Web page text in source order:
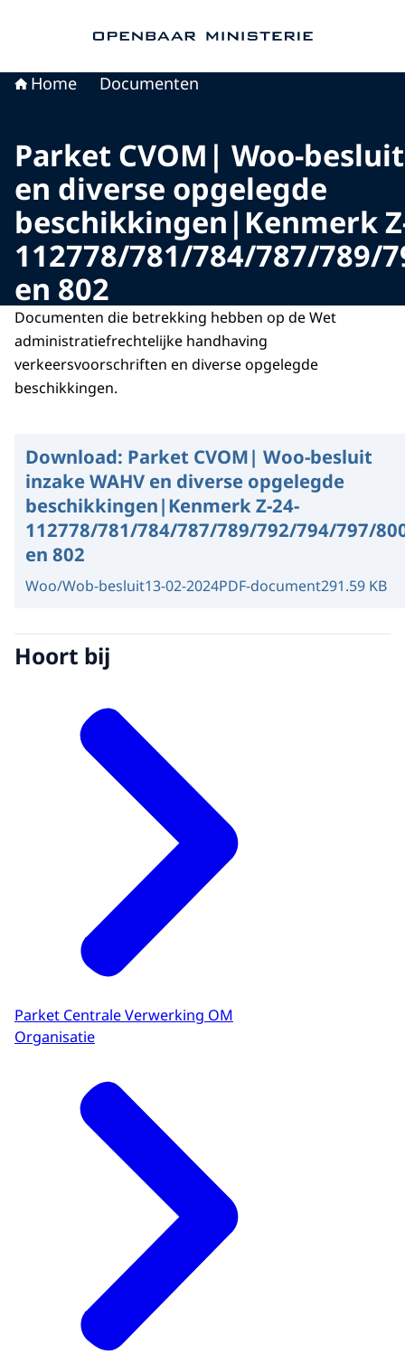
Home Documenten
Parket CVOM| Woo-
en diverse opgelegde
beschikkingen|Kenmerk
112778/781/784/787/789/
en 802
Documenten die betrekking hebben op de Wet
administratiefrechtelijke handhaving
verkeersvoorschriften en diverse opgelegde
beschikkingen.
Download: Parket CVOM| Woo-besluit
inzake WAHV en diverse opgelegde
beschikkingen|Kenmerk Z-24-
112778/781/784/787/789/792/794/797/
en 802
Woo/Wob-besluit13-02-2024PDF-document291.59 KB
Hoort bij
Parket Centrale Verwerking OM
Organisatie